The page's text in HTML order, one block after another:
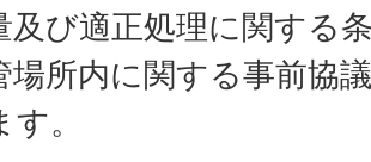
及び適正処理に関する
場所内に関する事前協
。